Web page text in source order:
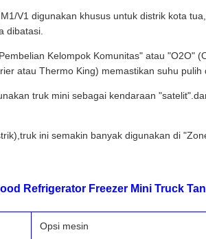
V1 digunakan khusus untuk distrik kota
dibatasi.
Kelompok Komunitas" atau "O2O"
atau Thermo King) memastikan suhu pulih
truk mini sebagai kendaraan
ini semakin banyak digunakan di
Refrigerator Freezer Mini Truck
Opsi mesin